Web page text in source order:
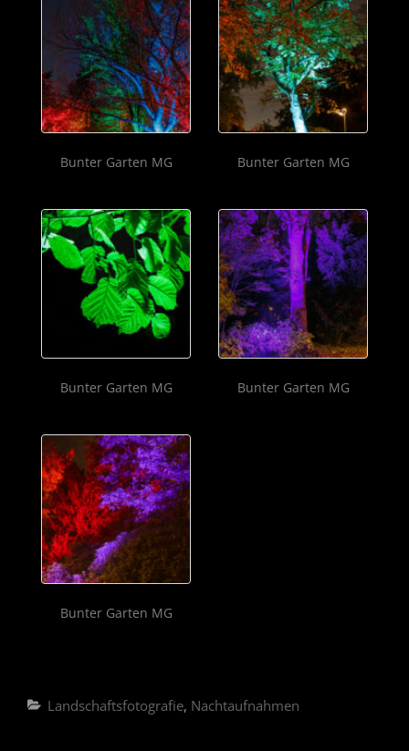
Bunter Garten MG Bunter Garten MG
Bunter Garten MG Bunter Garten MG
Bunter Garten MG
Categories
Landschaftsfotografie, Nachtaufnahmen